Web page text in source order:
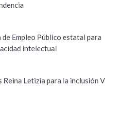
Empleo Público estatal para
intelectual
Reina Letizia para la inclusión V